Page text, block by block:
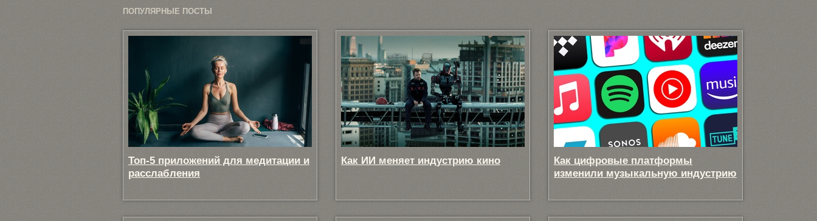
ПОПУЛЯРНЫЕ ПОСТЫ
Топ-5 приложений для медитации и
расслабления
Как ИИ меняет индустрию кино
Как цифровые платформы
изменили музыкальную индустрию